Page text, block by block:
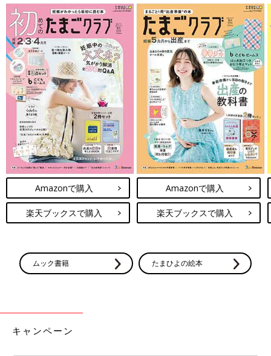
分娩室で休んでる間、まだ面会時間ではなかったので夫は追い出
された（お昼食べてきてもらった）。
ベビちゃんをお部屋に連れて来てもらって、ベビちゃん眺めてる
夫に筋肉痛のふくらはぎをもんでもらいながら、私はお昼寝。
親馬鹿だなって思いながら、ベビちゃんと、ベビちゃん眺めてる
夫の写真撮りまくった。
幸せな良き1日でした。
いかがでしたか？ たまひよのアプリ「まいにちのたまひよ」で
は、もっとたくさんの「出産レポート」を読むことができます！
また、同じ出産予定月の人と情報交換ができる「同期ルーム」も
ありますので、ぜひ活用してみてくださいね。
たまひよのアプリ「まいにちのたまひよ」は、【たまひよアプ
リ】でストア検索してもDLできます！
●この記事は個人の体験記です。
●記事の内容は2025年10月の情報で、現在と異なる場合がありま
たまひよの「出産体験談」をもっと読みたい人はこちら
Amazonで購入
楽天ブックスで購入
Amazonで購入
楽天ブックスで購入
ムック書籍 たまひよの絵本
キャンペーン